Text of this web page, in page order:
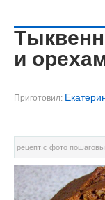
и
Приготовил:
рецепт с фото